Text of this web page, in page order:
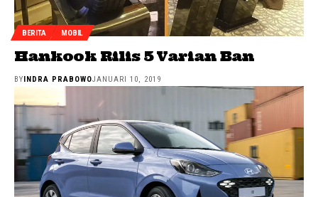
BERITA MOBIL
Hankook Rilis 5 Varian Ban
BY INDRA PRABOWOJANUARI 10, 2019